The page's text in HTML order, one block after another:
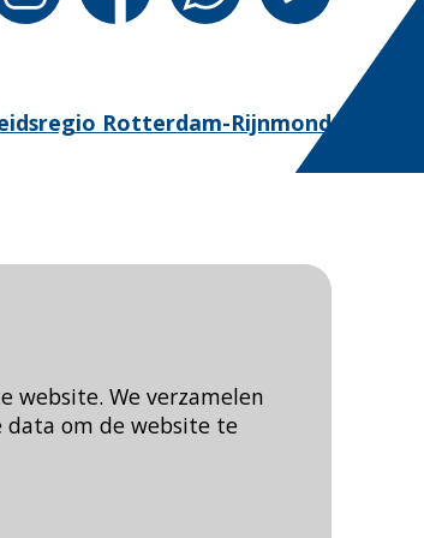
website. We verzamelen
data om de website te
Rotterdam-Rijnmond